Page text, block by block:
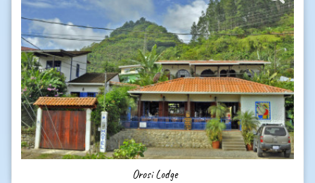
Orosi Lodge